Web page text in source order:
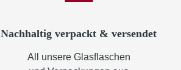
Nachhaltig verpackt & versendet
All unsere Glasflaschen